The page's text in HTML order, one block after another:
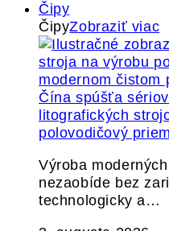
Čipy
ČipyZobraziť viac
Čína spúšťa
litografických
polovodičový
Výroba
nezaobíde bez
technologicky a…